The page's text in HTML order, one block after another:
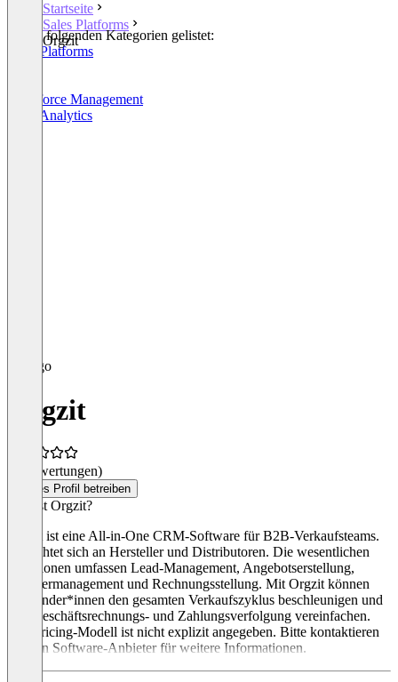
Startseite
Sales Platforms
Orgzit
In den folgenden Kategorien gelistet:
Sales Platforms
Workforce Management
Sales Analytics
Orgzit
(0 Bewertungen)
Dieses Profil betreiben
Was ist Orgzit?
Orgzit ist eine All-in-One CRM-Software für B2B-Verkaufsteams.
Sie richtet sich an Hersteller und Distributoren. Die wesentlichen
Funktionen umfassen Lead-Management, Angebotserstellung,
Händlermanagement und Rechnungsstellung. Mit Orgzit können
Anwender*innen den gesamten Verkaufszyklus beschleunigen und
ihre Geschäftsrechnungs- und Zahlungsverfolgung vereinfachen.
Das Pricing-Modell ist nicht explizit angegeben. Bitte kontaktieren
Sie den Software-Anbieter für weitere Informationen.